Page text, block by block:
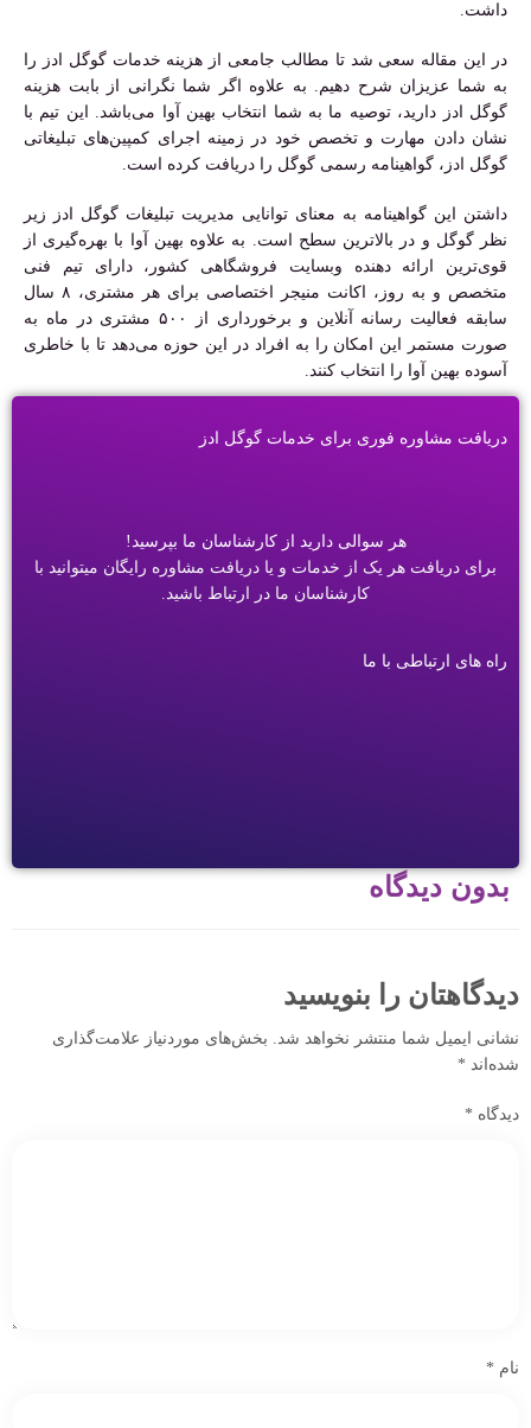
داشت.
در این مقاله سعی شد تا مطالب جامعی از هزینه خدمات گوگل ادز را
به شما عزیزان شرح دهیم. به علاوه اگر شما نگرانی از بابت هزینه
گوگل ادز دارید، توصیه ما به شما انتخاب بهین آوا می‌باشد. این تیم با
نشان دادن مهارت و تخصص خود در زمینه اجرای کمپین‌های تبلیغاتی
گوگل ادز، گواهینامه رسمی گوگل را دریافت کرده است.
داشتن این گواهینامه به معنای توانایی مدیریت تبلیغات گوگل ادز زیر
نظر گوگل و در بالاترین سطح است. به علاوه بهین آوا با بهره‌گیری از
قوی‌ترین ارائه دهنده وبسایت فروشگاهی کشور، دارای تیم فنی
متخصص و به روز، اکانت منیجر اختصاصی برای هر مشتری، ۸ سال
سابقه فعالیت رسانه آنلاین و برخورداری از ۵۰۰ مشتری در ماه به
صورت مستمر این امکان را به افراد در این حوزه می‌دهد تا با خاطری
آسوده بهین آوا را انتخاب کنند.
دریافت مشاوره فوری برای خدمات گوگل ادز
هر سوالی دارید از کارشناسان ما بپرسید!
برای دریافت هر یک از خدمات و یا دریافت مشاوره رایگان میتوانید با
کارشناسان ما در ارتباط باشید.
راه های ارتباطی با ما
بدون دیدگاه
دیدگاهتان را بنویسید
نشانی ایمیل شما منتشر نخواهد شد. بخش‌های موردنیاز علامت‌گذاری
شده‌اند *
دیدگاه *
نام *